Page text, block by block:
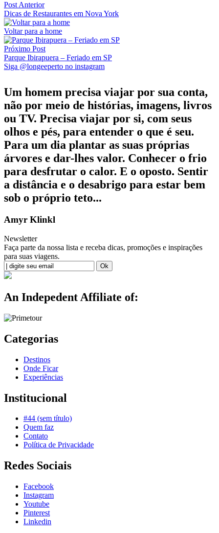
Post Anterior
Dicas de Restaurantes em Nova York
Voltar para a home
Próximo Post
Parque Ibirapuera – Feriado em SP
Siga @longeeperto no instagram
Um homem precisa viajar por sua conta,
não por meio de histórias, imagens, livros
ou TV. Precisa viajar por si, com seus
olhos e pés, para entender o que é seu.
Para um dia plantar as suas próprias
árvores e dar-lhes valor. Conhecer o frio
para desfrutar o calor. E o oposto. Sentir
a distância e o desabrigo para estar bem
sob o próprio teto...
Amyr Klinkl
Newsletter
Faça parte da nossa lista e receba dicas, promoções e inspirações
para suas viagens.
An Indepedent Affiliate of:
Categorias
Destinos
Onde Ficar
Experiências
Institucional
#44 (sem título)
Quem faz
Contato
Política de Privacidade
Redes Sociais
Facebook
Instagram
Youtube
Pinterest
Linkedin